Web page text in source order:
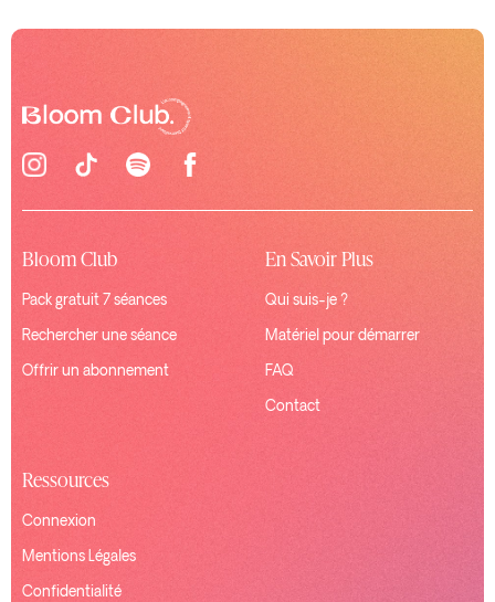
Bloom Club
Pack gratuit 7 séances
Rechercher une séance
Offrir un abonnement
En Savoir Plus
Qui suis-je ?
Matériel pour démarrer
FAQ
Contact
Ressources
Connexion
Mentions Légales
Confidentialité